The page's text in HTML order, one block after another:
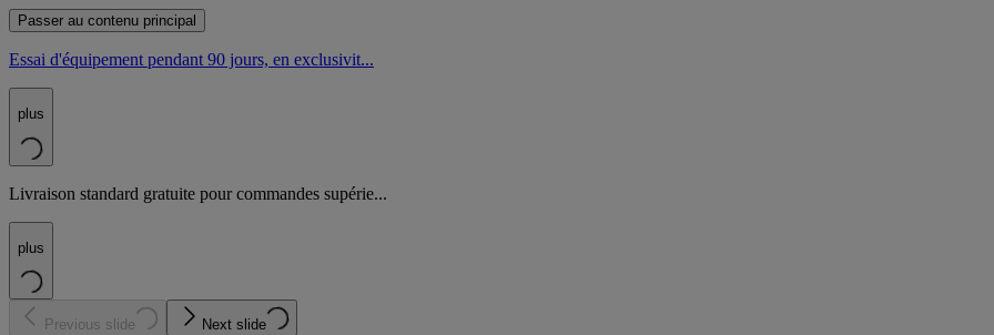
Passer au contenu principal
Essai d'équipement pendant 90 jours, en exclusivit...
plus
Livraison standard gratuite pour commandes supérie...
plus
Previous slide Next slide